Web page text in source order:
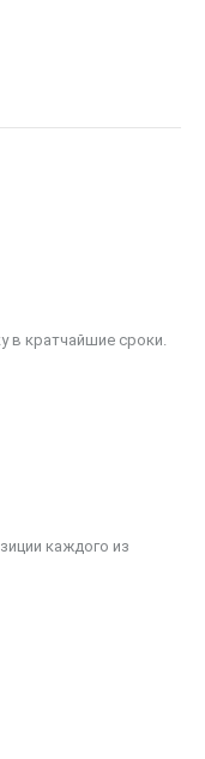
в кратчайшие сроки.
каждого из